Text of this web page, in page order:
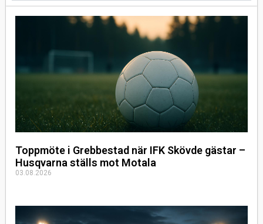
Toppmöte i Grebbestad när IFK Skövde gästar –
Husqvarna ställs mot Motala
03.08.2026